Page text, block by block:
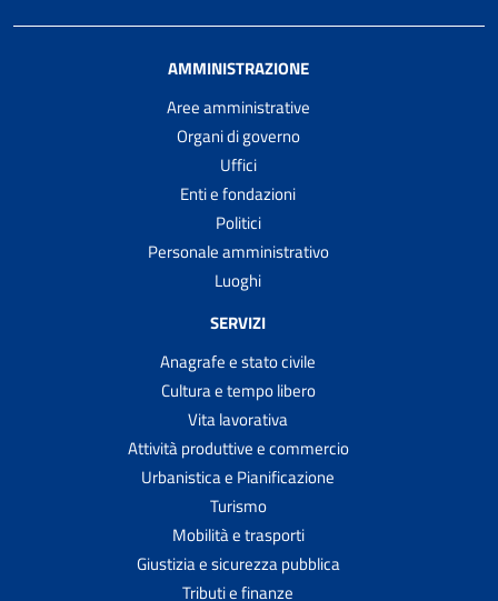
AMMINISTRAZIONE
Aree amministrative
Organi di governo
Uffici
Enti e fondazioni
Politici
Personale amministrativo
Luoghi
SERVIZI
Anagrafe e stato civile
Cultura e tempo libero
Vita lavorativa
Attività produttive e commercio
Urbanistica e Pianificazione
Turismo
Mobilità e trasporti
Giustizia e sicurezza pubblica
Tributi e finanze